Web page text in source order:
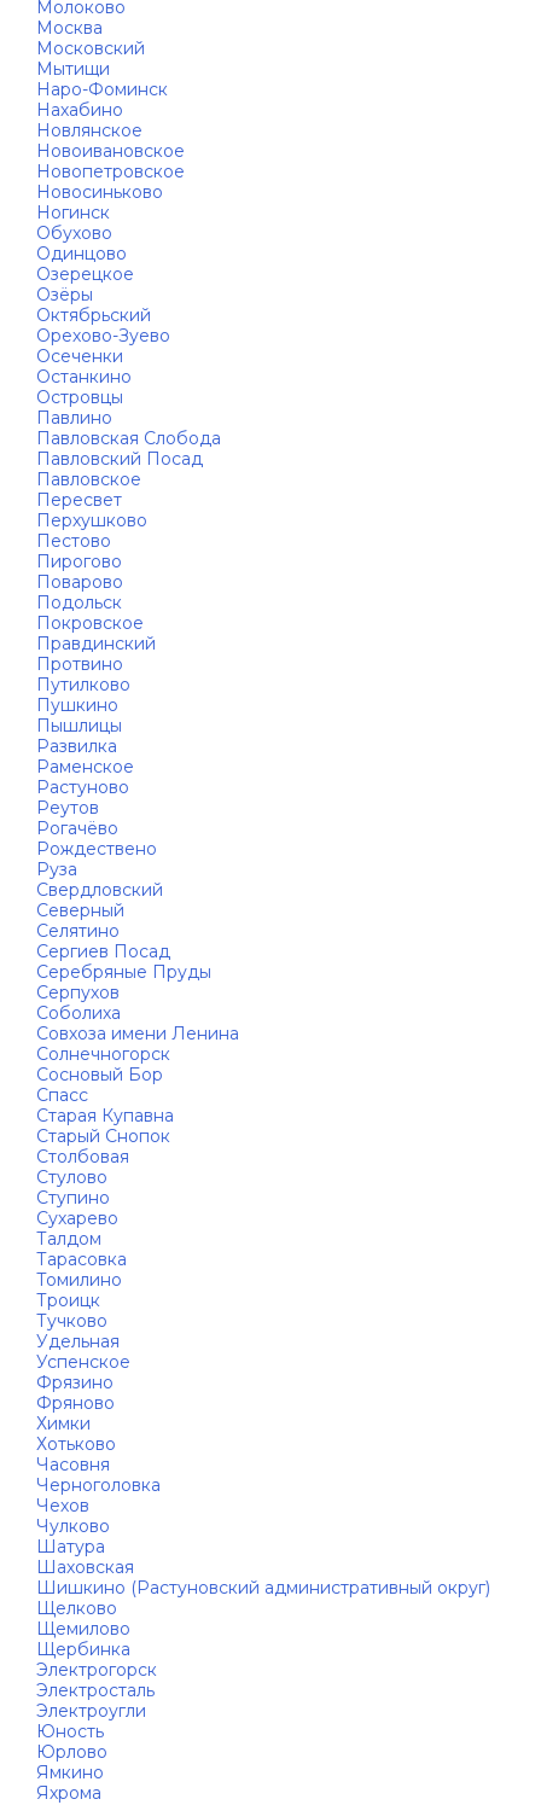
Молоково
Москва
Московский
Мытищи
Наро-Фоминск
Нахабино
Новлянское
Новоивановское
Новопетровское
Новосиньково
Ногинск
Обухово
Одинцово
Озерецкое
Озёры
Октябрьский
Орехово-Зуево
Осеченки
Останкино
Островцы
Павлино
Павловская Слобода
Павловский Посад
Павловское
Пересвет
Перхушково
Пестово
Пирогово
Поварово
Подольск
Покровское
Правдинский
Протвино
Путилково
Пушкино
Пышлицы
Развилка
Раменское
Растуново
Реутов
Рогачёво
Рождествено
Руза
Свердловский
Северный
Селятино
Сергиев Посад
Серебряные Пруды
Серпухов
Соболиха
Совхоза имени Ленина
Солнечногорск
Сосновый Бор
Спасс
Старая Купавна
Старый Снопок
Столбовая
Стулово
Ступино
Сухарево
Талдом
Тарасовка
Томилино
Троицк
Тучково
Удельная
Успенское
Фрязино
Фряново
Химки
Хотьково
Часовня
Черноголовка
Чехов
Чулково
Шатура
Шаховская
Шишкино (Растуновский административный округ)
Щелково
Щемилово
Щербинка
Электрогорск
Электросталь
Электроугли
Юность
Юрлово
Ямкино
Яхрома